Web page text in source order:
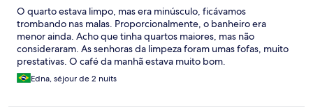
O quarto estava limpo, mas era minúsculo, ficávamos
trombando nas malas. Proporcionalmente, o banheiro era
menor ainda. Acho que tinha quartos maiores, mas não
consideraram. As senhoras da limpeza foram umas fofas, muito
prestativas. O café da manhã estava muito bom.
Edna, séjour de 2 nuits